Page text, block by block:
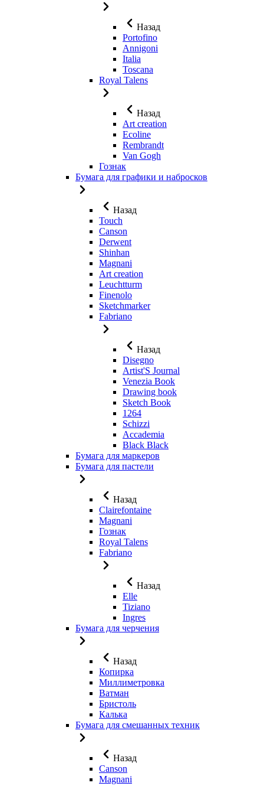
Назад
Portofino
Annigoni
Italia
Toscana
Royal Talens
Назад
Art creation
Ecoline
Rembrandt
Van Gogh
Гознак
Бумага для графики и набросков
Назад
Touch
Canson
Derwent
Shinhan
Magnani
Art creation
Leuchtturm
Finenolo
Sketchmarker
Fabriano
Назад
Disegno
Artist'S Journal
Venezia Book
Drawing book
Sketch Book
1264
Schizzi
Accademia
Black Black
Бумага для маркеров
Бумага для пастели
Назад
Clairefontaine
Magnani
Гознак
Royal Talens
Fabriano
Назад
Elle
Tiziano
Ingres
Бумага для черчения
Назад
Копирка
Миллиметровка
Ватман
Бристоль
Калька
Бумага для смешанных техник
Назад
Canson
Magnani